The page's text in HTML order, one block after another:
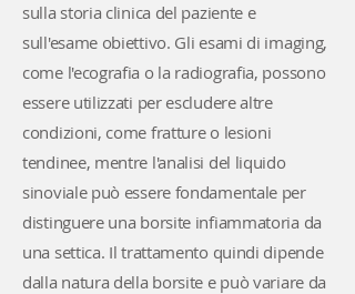
sulla storia clinica del paziente e
sull'esame obiettivo. Gli esami di imaging,
come l'ecografia o la radiografia, possono
essere utilizzati per escludere altre
condizioni, come fratture o lesioni
tendinee, mentre l'analisi del liquido
sinoviale può essere fondamentale per
distinguere una borsite infiammatoria da
una settica. Il trattamento quindi dipende
dalla natura della borsite e può variare da